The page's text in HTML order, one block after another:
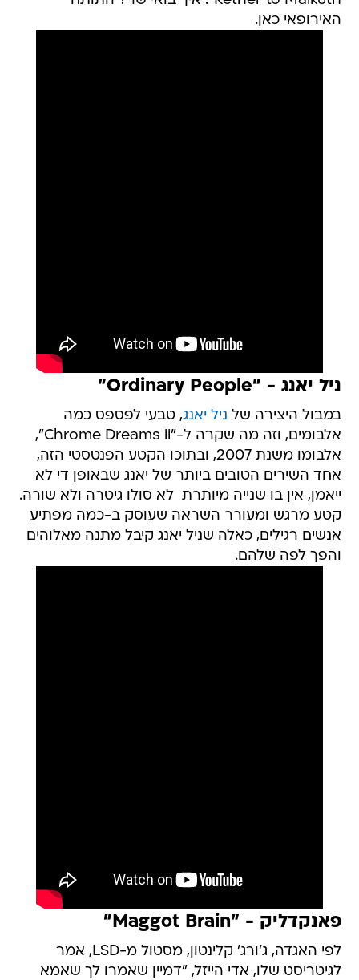
האירופאי כאן.
ניל יאנג - "Ordinary People"
במבול היצירה של ניל יאנג, טבעי לפספס כמה
אלבומים, וזה מה שקרה ל-"Chrome Dreams ii",
אלבומו משנת 2007, ובתוכו הקטע הפנטסטי הזה,
אחד השירים הטובים ביותר של יאנג שבאופן די לא
ייאמן, אין בו שנייה מיותרת  לא סולו גיטרה ולא שורה.
קטע מרגש ומעורר השראה שעוסק ב-כמה מפתיע 
אנשים רגילים, כאלה שניל יאנג קיבל מתנה מאלוהים
והפך לפה שלהם.
פאנקדליק - "Maggot Brain"
לפי האגדה, ג'ורג' קלינטון, מסטול מ-LSD, אמר
לגיטריסט שלו, אדי הייזל, "דמיין שאמרו לך שאמא